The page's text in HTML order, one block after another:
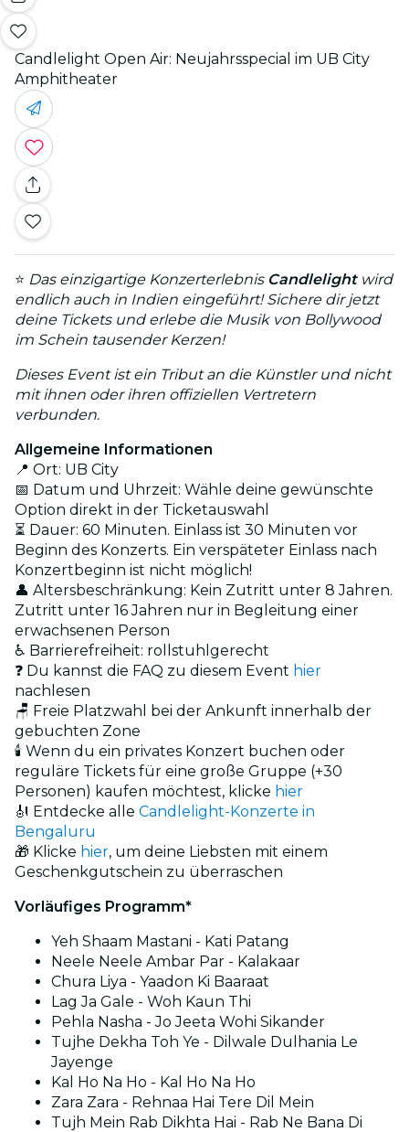
Candlelight Open Air: Neujahrsspecial im UB City
Amphitheater
⭐ Das einzigartige Konzerterlebnis Candlelightwird
endlich auch in Indien eingeführt! Sichere dir jetzt
deine Tickets und erlebe die Musik von Bollywood
im Schein tausender Kerzen!
Dieses Event ist ein Tribut an die Künstler und nicht
mit ihnen oder ihren offiziellen Vertretern
verbunden.
Allgemeine Informationen
📍 Ort: UB City
📅 Datum und Uhrzeit: Wähle deine gewünschte
Option direkt in der Ticketauswahl
⏳ Dauer: 60 Minuten. Einlass ist 30 Minuten vor
Beginn des Konzerts. Ein verspäteter Einlass nach
Konzertbeginn ist nicht möglich!
👤 Altersbeschränkung: Kein Zutritt unter 8 Jahren.
Zutritt unter 16 Jahren nur in Begleitung einer
erwachsenen Person
♿ Barrierefreiheit: rollstuhlgerecht
❓ Du kannst die FAQ zu diesem Event hier
nachlesen
🪑 Freie Platzwahl bei der Ankunft innerhalb der
gebuchten Zone
🕯️ Wenn du ein privates Konzert buchen oder
reguläre Tickets für eine große Gruppe (+30
Personen) kaufen möchtest, klicke hier
🎻 Entdecke alle Candlelight-Konzerte in
Bengaluru
🎁 Klicke hier, um deine Liebsten mit einem
Geschenkgutschein zu überraschen
Vorläufiges Programm*
Yeh Shaam Mastani - Kati Patang
Neele Neele Ambar Par - Kalakaar
Chura Liya - Yaadon Ki Baaraat
Lag Ja Gale - Woh Kaun Thi
Pehla Nasha - Jo Jeeta Wohi Sikander
Tujhe Dekha Toh Ye - Dilwale Dulhania Le
Jayenge
Kal Ho Na Ho - Kal Ho Na Ho
Zara Zara - Rehnaa Hai Tere Dil Mein
Tujh Mein Rab Dikhta Hai - Rab Ne Bana Di